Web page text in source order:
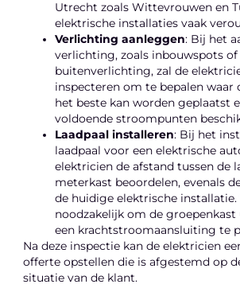
Utrecht zoals Wittevrouwen en
elektrische installaties vaak
Verlichting aanleggen: Bij het
verlichting, zoals inbouwspots of
buitenverlichting, zal de
inspecteren om te bepalen waar
het beste kan worden geplaatst
voldoende stroompunten
Laadpaal installeren: Bij het
laadpaal voor een elektrische
elektricien de afstand tussen de
meterkast beoordelen, evenals
de huidige elektrische installatie.
noodzakelijk om de
een krachtstroomaansluiting te
Na deze inspectie kan de elektricien
offerte opstellen die is afgestemd op
situatie van de klant.